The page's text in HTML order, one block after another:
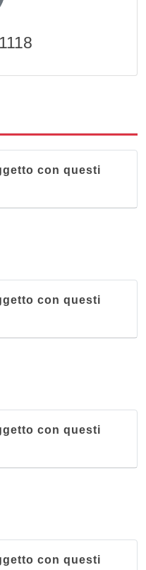
con questi
con questi
con questi
con questi